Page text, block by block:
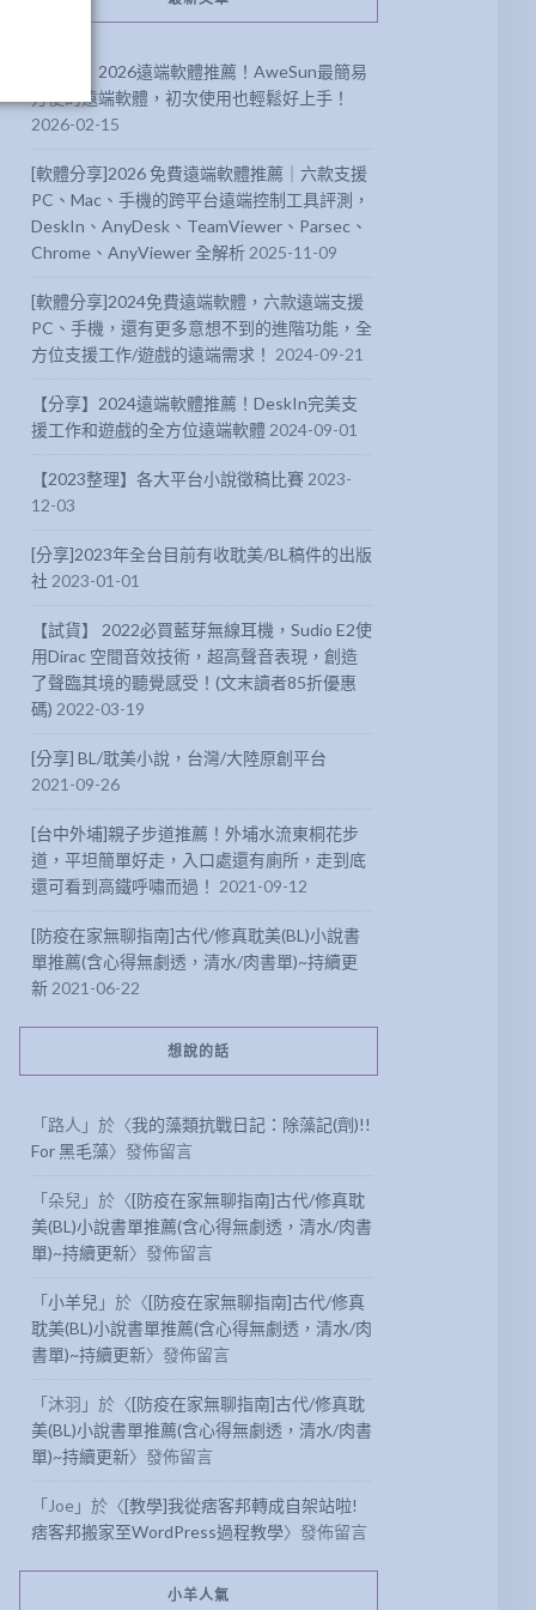
【分享】2026遠端軟體推薦！AweSun最簡易
方便的遠端軟體，初次使用也輕鬆好上手！
2026-02-15
[軟體分享]2026 免費遠端軟體推薦｜六款支援
PC、Mac、手機的跨平台遠端控制工具評測，
DeskIn、AnyDesk、TeamViewer、Parsec、
Chrome、AnyViewer 全解析 2025-11-09
[軟體分享]2024免費遠端軟體，六款遠端支援
PC、手機，還有更多意想不到的進階功能，全
方位支援工作/遊戲的遠端需求！ 2024-09-21
【分享】2024遠端軟體推薦！DeskIn完美支
援工作和遊戲的全方位遠端軟體 2024-09-01
【2023整理】各大平台小說徵稿比賽 2023-
12-03
[分享]2023年全台目前有收耽美/BL稿件的出版
社 2023-01-01
【試貨】 2022必買藍芽無線耳機，Sudio E2使
用Dirac 空間音效技術，超高聲音表現，創造
了聲臨其境的聽覺感受！(文末讀者85折優惠
碼) 2022-03-19
[分享] BL/耽美小說，台灣/大陸原創平台
2021-09-26
[台中外埔]親子步道推薦！外埔水流東桐花步
道，平坦簡單好走，入口處還有廁所，走到底
還可看到高鐵呼嘯而過！ 2021-09-12
[防疫在家無聊指南]古代/修真耽美(BL)小說書
單推薦(含心得無劇透，清水/肉書單)~持續更
新 2021-06-22
想說的話
「路人 」於〈我的藻類抗戰日記：除藻記(劑)!!
For 黑毛藻〉發佈留言
「朵兒 」於〈[防疫在家無聊指南]古代/修真耽
美(BL)小說書單推薦(含心得無劇透，清水/肉書
單)~持續更新〉發佈留言
「小羊兒 」於〈[防疫在家無聊指南]古代/修真
耽美(BL)小說書單推薦(含心得無劇透，清水/肉
書單)~持續更新〉發佈留言
「沐羽 」於〈[防疫在家無聊指南]古代/修真耽
美(BL)小說書單推薦(含心得無劇透，清水/肉書
單)~持續更新〉發佈留言
「Joe 」於〈[教學]我從痞客邦轉成自架站啦!
痞客邦搬家至WordPress過程教學〉發佈留言
小羊人氣